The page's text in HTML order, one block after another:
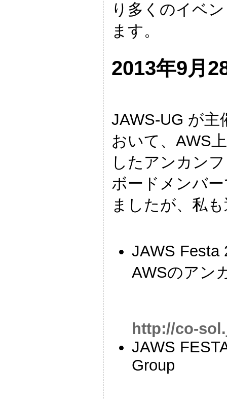
り多くのイベ
ます。
2013年9月
JAWS-UG が主
おいて、AWS
したアンカン
ボードメンバ
ましたが、私
JAWS Festa
AWSのアン
http://co-
JAWS
Group